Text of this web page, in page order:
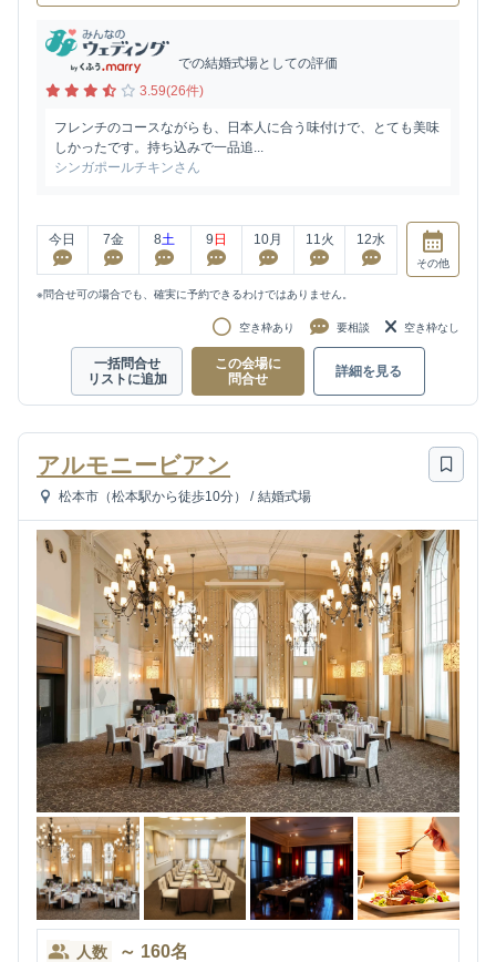
での結婚式場としての評価
3.59(26件)
フレンチのコースながらも、日本人に合う味付けで、とても美味
しかったです。持ち込みで一品追...
シンガポールチキンさん
今日 7金 8土 9 日 10月 11火 12水
その他
※問合せ可の場合でも、確実に予約できるわけではありません。
空き枠あり 要相談 空き枠なし
一括問合せ
リストに追加
この会場に
問合せ
詳細を見る
アルモニービアン
松本市（松本駅から徒歩10分） / 結婚式場
人数 ～ 160名